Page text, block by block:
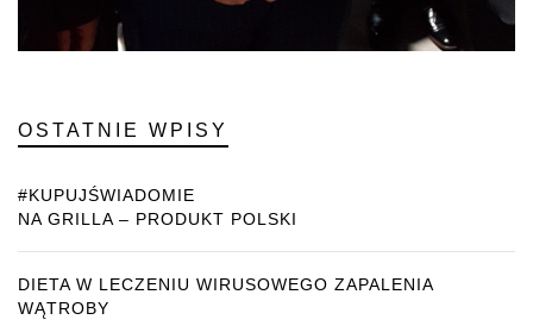
OSTATNIE WPISY
#KUPUJŚWIADOMIE
NA GRILLA – PRODUKT POLSKI
DIETA W LECZENIU WIRUSOWEGO ZAPALENIA
WĄTROBY